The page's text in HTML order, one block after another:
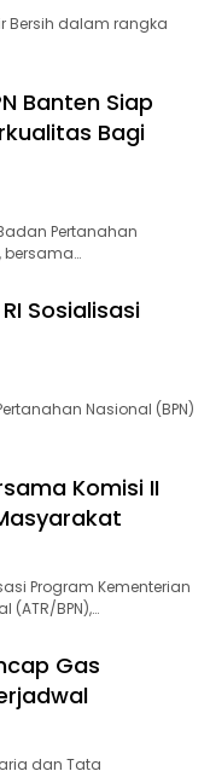
Bersih dalam rangka
Banten Siap
Bagi
Badan Pertanahan
bersama…
Sosialisasi
Nasional (BPN)
Komisi II
Program Kementerian
BPN),…
Gas
dan Tata